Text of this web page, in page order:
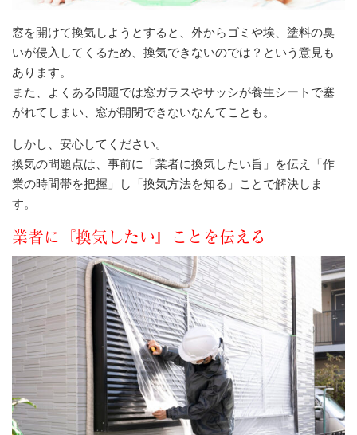
窓を開けて換気しようとすると、外からゴミや埃、塗料の臭
いが侵入してくるため、換気できないのでは？という意見も
あります。
また、よくある問題では窓ガラスやサッシが養生シートで塞
がれてしまい、窓が開閉できないなんてことも。
しかし、安心してください。
換気の問題点は、事前に「業者に換気したい旨」を伝え「作
業の時間帯を把握」し「換気方法を知る」ことで解決しま
す。
業者に『換気したい』ことを伝える